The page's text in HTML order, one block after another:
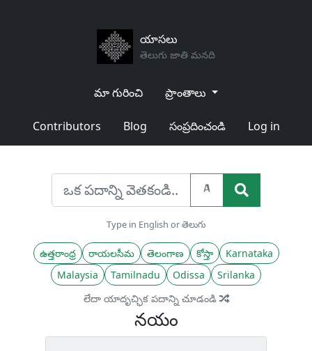
యాసలు
తెలుగు జాతి మనది
మా గురించి ప్రాంతాలు
Contributors Blog సంప్రదించండి Log in
A
Type in English or తెలుగు
ఉత్తరాంధ్ర రాయలసీమ తెలంగాణ కోస్తా
Karnataka
Malaysia
Tamilnadu Odissa
Srilanka
లేదా యాదృచ్ఛిక పదాన్ని చూడండి
నయం